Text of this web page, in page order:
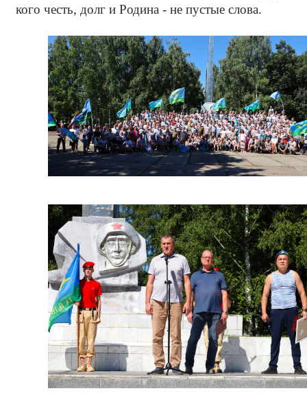
кого честь, долг и Родина - не пустые слова.